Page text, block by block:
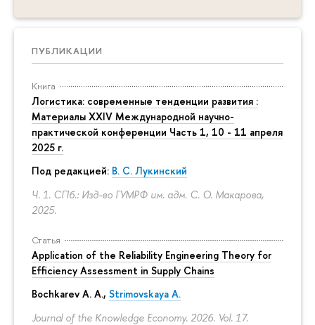
ПУБЛИКАЦИИ
Книга
Логистика: современные тенденции развития :
Материалы XXIV Международной научно-
практической конференции Часть 1, 10 - 11 апреля
2025 г.
Под редакцией: В. С. Лукинский
Ч. 1. СПб.: Изд-во ГУМРФ им. адм. С. О. Макарова,
2025.
Статья
Application of the Reliability Engineering Theory for
Efficiency Assessment in Supply Chains
Bochkarev A. A., Strimovskaya A.
Journal of the Knowledge Economy. 2026. Vol. 17.